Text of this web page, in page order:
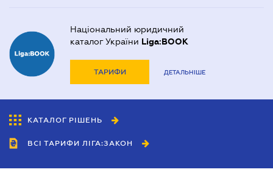
Національний юридичний
каталог України Liga:BOOK
ТАРИФИ ДЕТАЛЬНІШЕ
КАТАЛОГ РІШЕНЬ
ВСІ ТАРИФИ ЛІГА:ЗАКОН